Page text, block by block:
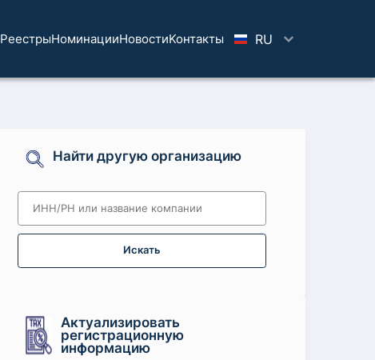
РеестрыНоминацииНовостиKoнтaкты RU
Найти другую организацию
Искать
Актуализировать
регистрационную
информацию